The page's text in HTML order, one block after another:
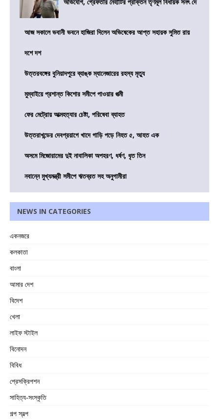
আজ সকালে ভবানী ভবনে হাজিরা দিলেন অভিষেকের আপ্ত সহায়ক সুমিত রায়
দশে দশ
উত্তরবঙ্গের বুনিয়াদপুরে ব্যাঙ্ক ম্যানেজারের রহস্য মৃত্যু
মুম্বাইয়ে প্রশান্ত কিশোর সমীপে পাওয়ার পত্মী
ফের মেট্রোয় আত্মহত্যার চেষ্টা, পরিষেবা ব্যাহত
উত্তরাখন্ডের দেবপ্রয়াগে খাদে গাড়ি পড়ে নিহত ৫, আহত এক
অসমে মিজোরামের দুই নাবালিকা অপহরণ, ধর্ষণ, ধৃত তিন
নবান্নে মুখ্যমন্ত্রী সমীপে ঋতব্রত সহ অনুগামীরা
NEWS IN CATEGORIES
একনজরে
কলকাতা
বাংলা
আমার দেশ
বিদেশ
খেলা
লাইফ স্টাইল
বিনোদন
বিবিধ
প্রেসক্রিপশন
সাহিত্য-সংস্কৃতি
গল্প স্বল্প